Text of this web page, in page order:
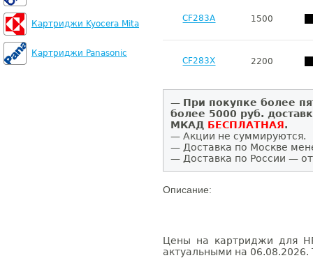
Картриджи Kyocera Mita
Картриджи Panasonic
CF283A 1500
CF283X 2200
— При покупке более
более 5000 руб.
МКАД БЕСПЛАТНАЯ.
— Акции не суммируются.
— Доставка по Москве
— Доставка по России —
Описание:
Цены на картриджи для
актуальными на 06.08.2026.